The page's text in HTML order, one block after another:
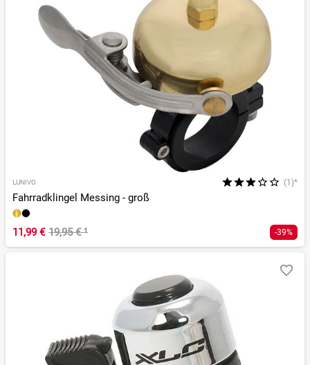
LUNIVO (1)*
Fahrradklingel Messing - groß
11,99 € 19,95 €¹ -39%